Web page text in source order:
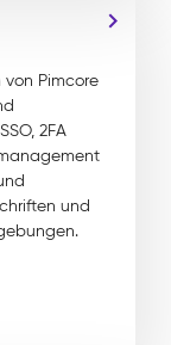
Pimcore
2FA
und